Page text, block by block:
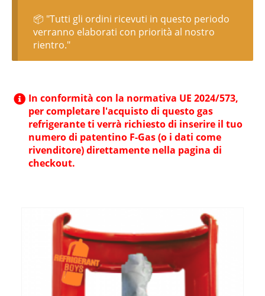
📦 "Tutti gli ordini ricevuti in questo periodo
verranno elaborati con priorità al nostro
rientro."
In conformità con la normativa UE 2024/573,
per completare l'acquisto di questo gas
refrigerante ti verrà richiesto di inserire il tuo
numero di patentino F-Gas (o i dati come
rivenditore) direttamente nella pagina di
checkout.